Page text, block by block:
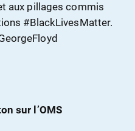
aux pillages commis
#BlackLivesMatter.
sur l’OMS